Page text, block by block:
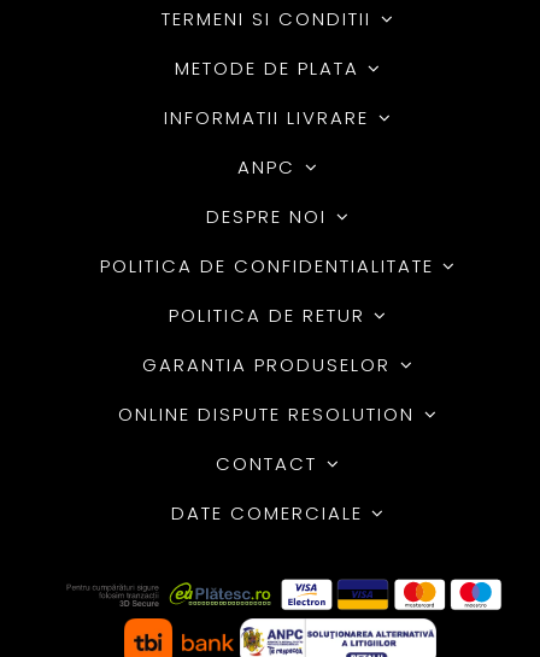
TERMENI SI CONDITII
METODE DE PLATA
INFORMATII LIVRARE
ANPC
DESPRE NOI
POLITICA DE CONFIDENTIALITATE
POLITICA DE RETUR
GARANTIA PRODUSELOR
ONLINE DISPUTE RESOLUTION
CONTACT
DATE COMERCIALE